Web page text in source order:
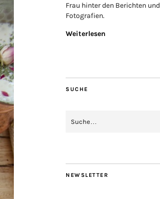
Frau hinter den Berichten und
Fotografien.
Weiterlesen
SUCHE
NEWSLETTER